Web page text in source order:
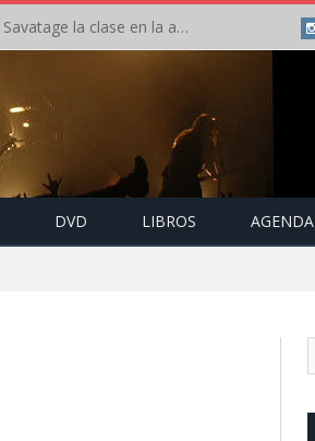
Crónica: Slaugther to Prevail pone la garra, Savatage la clase en la apertura del Leyendas del Rock – Miércoles – Agosto 2026
DVD LIBROS AGENDA